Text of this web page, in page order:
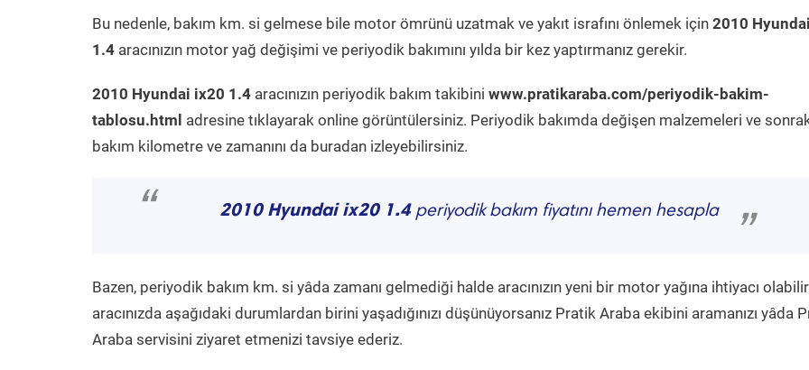
Bu nedenle, bakım km. si gelmese bile motor ömrünü uzatmak ve yakıt israfını önlemek için 2010
1.4 aracınızın motor yağ değişimi ve periyodik bakımını yılda bir kez yaptırmanız gerekir.
2010 Hyundai ix20 1.4 aracınızın periyodik bakım takibini www.pratikaraba.com/periyodik-bakim-
tablosu.html adresine tıklayarak online görüntülersiniz. Periyodik bakımda değişen malzemeleri ve
bakım kilometre ve zamanını da buradan izleyebilirsiniz.
“ 2010 Hyundai ix20 1.4periyodik bakım fiyatını hemen hesapla
”
Bazen, periyodik bakım km. si yâda zamanı gelmediği halde aracınızın yeni bir motor yağına ihtiyacı
aracınızda aşağıdaki durumlardan birini yaşadığınızı düşünüyorsanız Pratik Araba ekibini aramanızı yâda
Araba servisini ziyaret etmenizi tavsiye ederiz.